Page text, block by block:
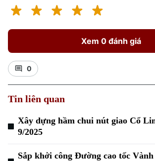
Xem 0 đánh giá
0
Tin liên quan
Xây dựng hầm chui nút giao Cổ
9/2025
Sắp khởi công Đường cao tốc